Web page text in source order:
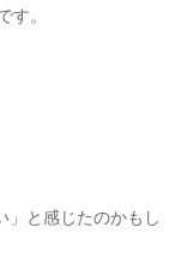
す。
」と感じたのかもし